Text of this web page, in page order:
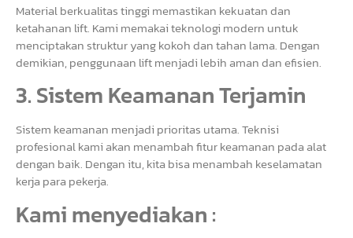
Material berkualitas tinggi memastikan kekuatan dan
ketahanan lift. Kami memakai teknologi modern untuk
menciptakan struktur yang kokoh dan tahan lama. Dengan
demikian, penggunaan lift menjadi lebih aman dan efisien.
3. Sistem Keamanan Terjamin
Sistem keamanan menjadi prioritas utama. Teknisi
profesional kami akan menambah fitur keamanan pada alat
dengan baik. Dengan itu, kita bisa menambah keselamatan
kerja para pekerja.
Kami menyediakan :